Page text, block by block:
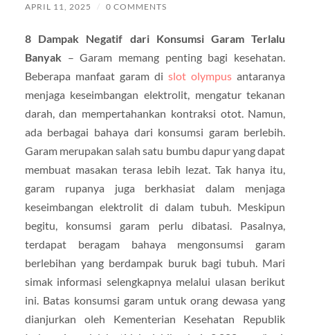
APRIL 11, 2025 / 0 COMMENTS
8 Dampak Negatif dari Konsumsi Garam Terlalu
Banyak– Garam memang penting bagi kesehatan.
Beberapa manfaat garam dislot olympus antaranya
menjaga keseimbangan elektrolit, mengatur tekanan
darah, dan mempertahankan kontraksi otot. Namun,
ada berbagai bahaya dari konsumsi garam berlebih.
Garam merupakan salah satu bumbu dapur yang dapat
membuat masakan terasa lebih lezat. Tak hanya itu,
garam rupanya juga berkhasiat dalam menjaga
keseimbangan elektrolit di dalam tubuh. Meskipun
begitu, konsumsi garam perlu dibatasi. Pasalnya,
terdapat beragam bahaya mengonsumsi garam
berlebihan yang berdampak buruk bagi tubuh. Mari
simak informasi selengkapnya melalui ulasan berikut
ini. Batas konsumsi garam untuk orang dewasa yang
dianjurkan oleh Kementerian Kesehatan Republik